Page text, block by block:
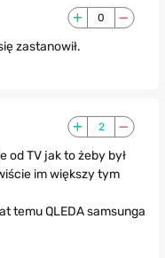
0
zastanowił.
2
od TV jak to żeby był
im większy tym
temu QLEDA samsunga